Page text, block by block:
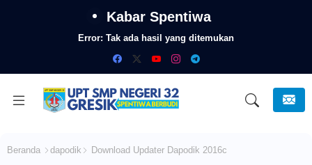
Kabar Spentiwa
Error: Tak ada hasil yang ditemukan
Beranda dapodik Download Updater Dapodik 2016c